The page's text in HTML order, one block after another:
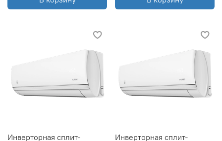
Инверторная сплит-
Инверторная сплит-